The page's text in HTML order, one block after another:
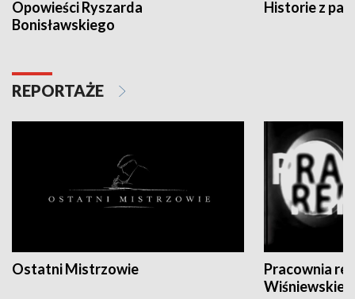
Opowieści Ryszarda
Bonisławskiego
Historie z
REPORTAŻE
Ostatni Mistrzowie
Pracownia